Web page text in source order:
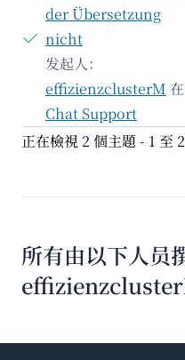
der Übersetzung
nicht
发起人：
effizienzclusterM 在
Chat Support
正在檢視 2 個主題 - 1 至
所有由以下人员